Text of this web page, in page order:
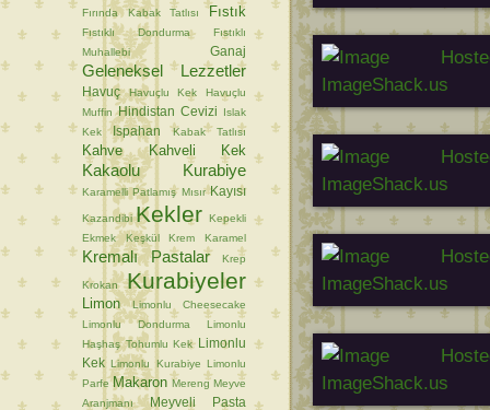
Fırında Kabak Tatlısı
Fıstık
Fıstıklı Dondurma
Fıstıklı
Muhallebi
Ganaj
Geleneksel Lezzetler
Havuç Havuçlu Kek
Havuçlu
Muffin Hindistan Cevizi
Islak
Kek
Ispahan Kabak Tatlısı
Kahve Kahveli Kek
Kakaolu Kurabiye
Karamelli Patlamış Mısır Kayısı
Kazandibi Kekler Kepekli
Ekmek
Keşkül Krem Karamel
Kremalı Pastalar Krep
Krokan Kurabiyeler
Limon
Limonlu Cheesecake
Limonlu Dondurma
Limonlu
Haşhaş Tohumlu Kek
Limonlu
Kek Limonlu Kurabiye Limonlu
Parfe Makaron Mereng Meyve
Aranjmanı
Meyveli Pasta